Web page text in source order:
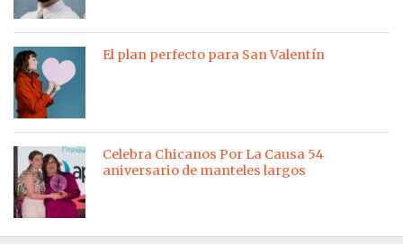
El plan perfecto para San Valentín
Celebra Chicanos Por La Causa 54
aniversario de manteles largos